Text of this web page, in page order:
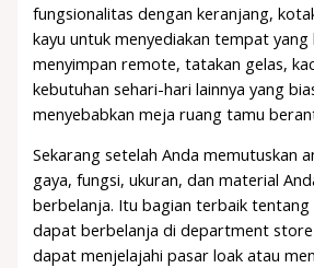
fungsionalitas dengan keranjang,
kayu untuk menyediakan tempat
menyimpan remote, tatakan gelas,
kebutuhan sehari-hari lainnya yang
menyebabkan meja ruang tamu
Sekarang setelah Anda memutuskan
gaya, fungsi, ukuran, dan material
berbelanja. Itu bagian terbaik tentang
dapat berbelanja di department store
dapat menjelajahi pasar loak atau